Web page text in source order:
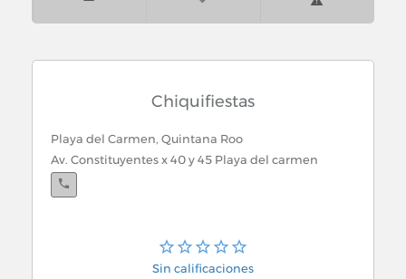
Chiquifiestas
Playa del Carmen, Quintana Roo
Av. Constituyentes x 40 y 45 Playa del carmen
Sin calificaciones